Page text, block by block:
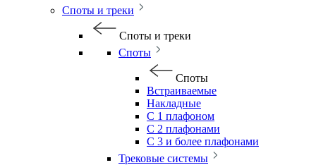
Споты и треки
Споты и треки
Споты
Споты
Встраиваемые
Накладные
С 1 плафоном
С 2 плафонами
С 3 и более плафонами
Трековые системы